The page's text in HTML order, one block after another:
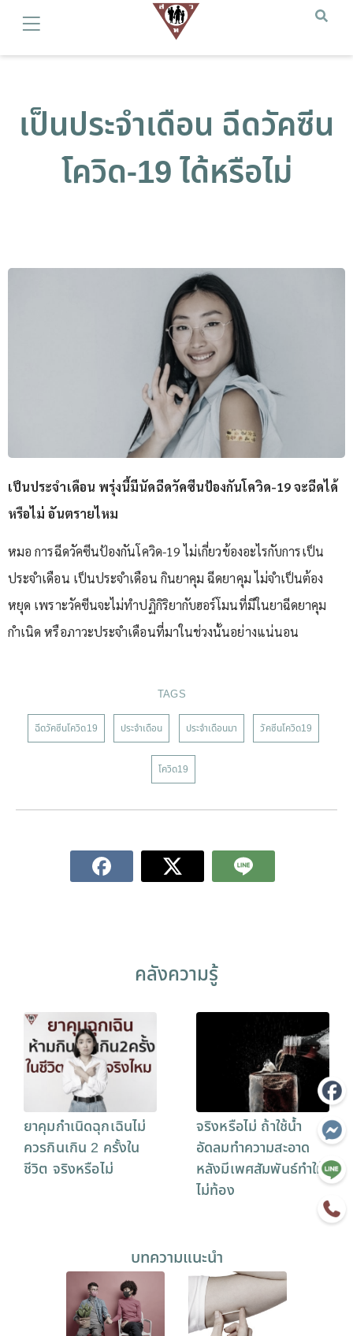
เป็นประจำเดือน ฉีดวัคซีน
โควิด-19 ได้หรือไม่
เป็นประจำเดือน พรุ่งนี้มีนัดฉีดวัคซีนป้องกันโควิด-19 จะฉีดได้
หรือไม่ อันตรายไหม
หมอ การฉีดวัคซีนป้องกันโควิด-19 ไม่เกี่ยวข้องอะไรกับการเป็น
ประจำเดือน เป็นประจำเดือน กินยาคุม ฉีดยาคุม ไม่จำเป็นต้อง
หยุด เพราะวัคซีนจะไม่ทำปฏิกิริยากับฮอร์โมนที่มีในยาฉีดยาคุม
กำเนิด หรือภาวะประจำเดือนที่มาในช่วงนั้นอย่างแน่นอน
TAGS
ฉีดวัคซีนโควิด19 ประจำเดือน ประจำเดือนมา วัคซีนโควิด19
โควิด19
คลังความรู้
ยาคุมกำเนิดฉุกเฉินไม่
ควรกินเกิน 2 ครั้งใน
ชีวิต จริงหรือไม่
จริงหรือไม่ ถ้าใช้น้ำ
อัดลมทำความสะอาด
หลังมีเพศสัมพันธ์ทำให้
ไม่ท้อง
บทความแนะนำ